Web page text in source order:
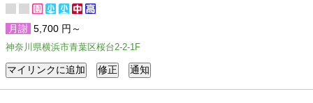
月謝 5,700 円～
神奈川県横浜市青葉区桜台2-2-1F